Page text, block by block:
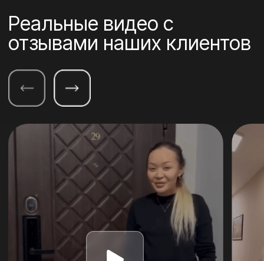
Адрес & контакты
комплекс безопасности
и комфорта
​г.Астана, ул. Каныш Сатпаев,
БЦ «Alcato»​, 2 этаж, 25 офис
Ежедневно с 10:00 до 19:00
+7 708 708 82 62
Сайт
Удобства
Каталог
Монтаж
Отзывы
Ответы на вопросы
Контакты